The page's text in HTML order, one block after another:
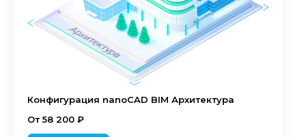
Конфигурация nanoCAD BIM Архитектура
От 58 200 ₽